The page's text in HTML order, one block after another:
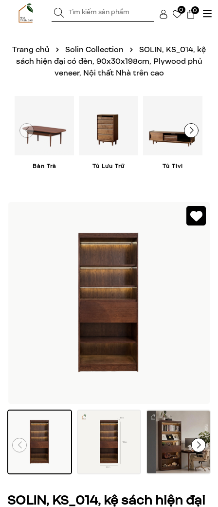
0 0
Trang chủ Solin Collection
SOLIN, KS_014, kệ
sách hiện đại có đèn, 90x30x198cm, Plywood phủ
veneer, Nội thất Nhà trên cao
Bàn Trà Tủ Lưu Trữ Tủ Tivi
SOLIN, KS_014, kệ sách hiện đại